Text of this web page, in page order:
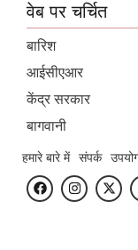
वेब पर चर्चित
बारिश
आईसीएआर
केंद्र सरकार
बागवानी
हमारे बारे में संपर्क